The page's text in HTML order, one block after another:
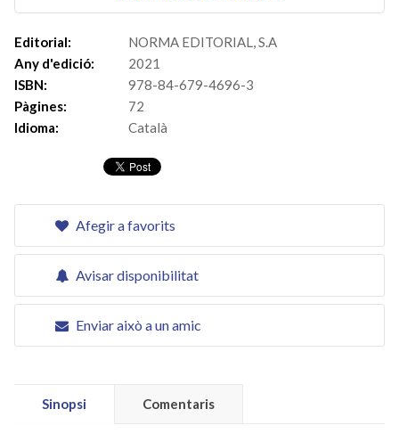
Editorial:
NORMA EDITORIAL, S.A
Any d'edició:
2021
ISBN:
978-84-679-4696-3
Pàgines:
72
Idioma:
Català
Afegir a favorits
Avisar disponibilitat
Enviar això a un amic
Sinopsi Comentaris